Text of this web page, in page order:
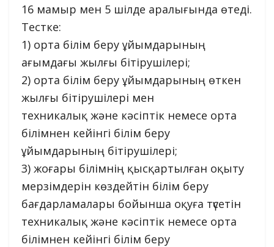
16 мамыр мен 5 шілде аралығында өтеді.
Тестке:
1) орта білім беру ұйымдарының
ағымдағы жылғы бітірушілері;
2) орта білім беру ұйымдарының өткен
жылғы бітірушілері мен
техникалық және кәсіптік немесе орта
білімнен кейінгі білім беру
ұйымдарының бітірушілері;
3) жоғары білімнің қысқартылған оқыту
мерзімдерін көздейтін білім беру
бағдарламалары бойынша оқуға түсетін
техникалық және кәсіптік немесе орта
білімнен кейінгі білім беру